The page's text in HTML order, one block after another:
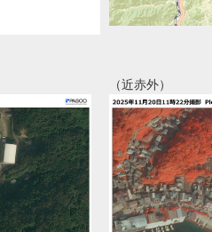
（近赤外）